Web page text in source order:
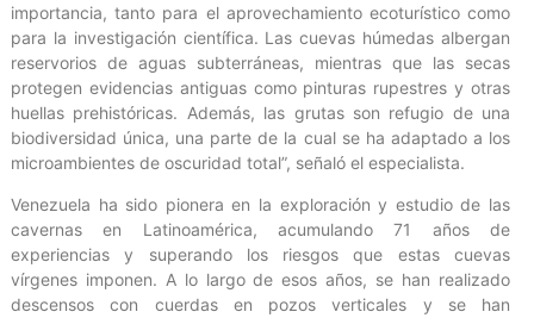
importancia, tanto para el aprovechamiento ecoturístico como
para la investigación científica. Las cuevas húmedas albergan
reservorios de aguas subterráneas, mientras que las secas
protegen evidencias antiguas como pinturas rupestres y otras
huellas prehistóricas. Además, las grutas son refugio de una
biodiversidad única, una parte de la cual se ha adaptado a los
microambientes de oscuridad total”, señaló el especialista.
Venezuela ha sido pionera en la exploración y estudio de las
cavernas en Latinoamérica, acumulando 71 años de
experiencias y superando los riesgos que estas cuevas
vírgenes imponen. A lo largo de esos años, se han realizado
descensos con cuerdas en pozos verticales y se han